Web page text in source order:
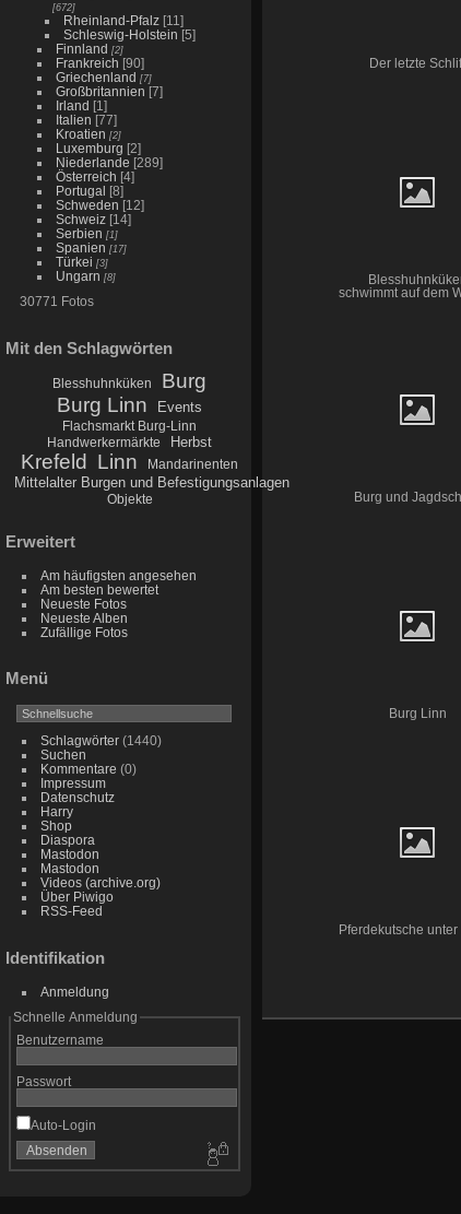
[672]
Rheinland-Pfalz [11]
Schleswig-Holstein [5]
Finnland [2]
Frankreich [90]
Griechenland [7]
Großbritannien [7]
Irland [1]
Italien [77]
Kroatien [2]
Luxemburg [2]
Niederlande [289]
Österreich [4]
Portugal [8]
Schweden [12]
Schweiz [14]
Serbien [1]
Spanien [17]
Türkei [3]
Ungarn [8]
30771 Fotos
Mit den Schlagwörten
Blesshuhnküken
Burg
Burg Linn
Events
Flachsmarkt Burg-Linn
Handwerkermärkte
Herbst
Krefeld Linn Mandarinenten
Mittelalter Burgen und Befestigungsanlagen
Objekte
Erweitert
Am häufigsten angesehen
Am besten bewertet
Neueste Fotos
Neueste Alben
Zufällige Fotos
Menü
Schlagwörter(1440)
Suchen
Kommentare (0)
Impressum
Datenschutz
Harry
Shop
Diaspora
Mastodon
Mastodon
Videos (archive.org)
Über Piwigo
RSS-Feed
Identifikation
Anmeldung
Schnelle Anmeldung
Benutzername
Passwort
Auto-Login
Der letzte
schwimmt auf dem
Burg und
Burg Linn
Pferdekutsche unter